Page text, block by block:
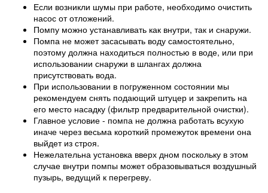
Если возникли шумы при работе, необходимо очистить
насос от отложений.
Помпу можно устанавливать как внутри, так и снаружи.
Помпа не может засасывать воду самостоятельно,
поэтому должна находиться полностью в воде, или при
использовании снаружи в шлангах должна
присутствовать вода.
При использовании в погруженном состоянии мы
рекомендуем снять подающий штуцер и закрепить на
его место насадку (фильтр предварительной очистки).
Главное условие - помпа не должна работать всухую
иначе через весьма короткий промежуток времени она
выйдет из строя.
Нежелательна установка вверх дном поскольку в этом
случае внутри помпы может образовываться воздушный
пузырь, ведущий к перегреву.